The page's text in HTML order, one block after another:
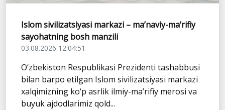
Islom sivilizatsiyasi markazi – ma’naviy-ma’rifiy
sayohatning bosh manzili
03.08.2026 12:04:51
O‘zbekiston Respublikasi Prezidenti tashabbusi
bilan barpo etilgan Islom sivilizatsiyasi markazi
xalqimizning ko‘p asrlik ilmiy-ma’rifiy merosi va
buyuk ajdodlarimiz qold...